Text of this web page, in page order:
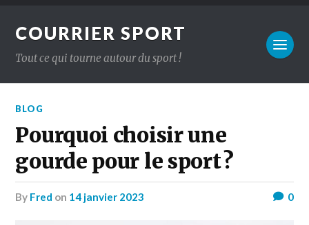
COURRIER SPORT
Tout ce qui tourne autour du sport !
BLOG
Pourquoi choisir une
gourde pour le sport ?
by Fred on 14 janvier 2023 0